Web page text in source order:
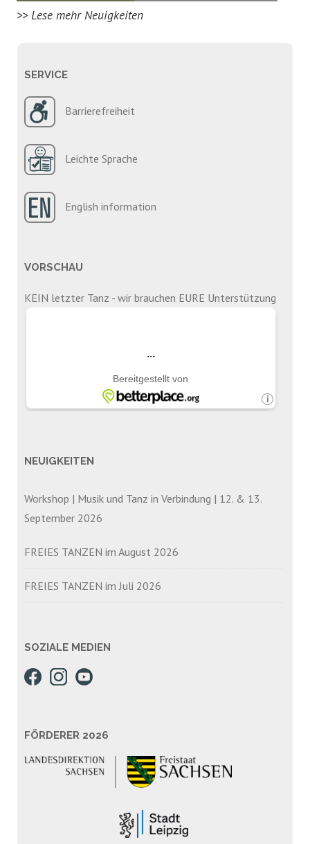
>> Lese mehr Neuigkeiten
SERVICE
Barrierefreiheit
Leichte Sprache
English information
VORSCHAU
KEIN letzter Tanz - wir brauchen EURE Unterstützung
NEUIGKEITEN
Workshop | Musik und Tanz in Verbindung | 12. & 13.
September 2026
FREIES TANZEN im August 2026
FREIES TANZEN im Juli 2026
SOZIALE MEDIEN
FÖRDERER 2026